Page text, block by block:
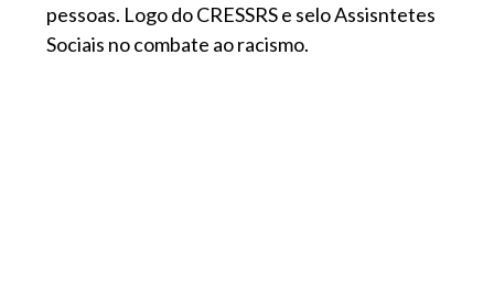
pessoas. Logo do CRESSRS e selo Assisntetes
Sociais no combate ao racismo.